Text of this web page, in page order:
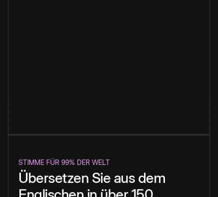
STIMME FÜR 99% DER WELT
Übersetzen Sie aus dem